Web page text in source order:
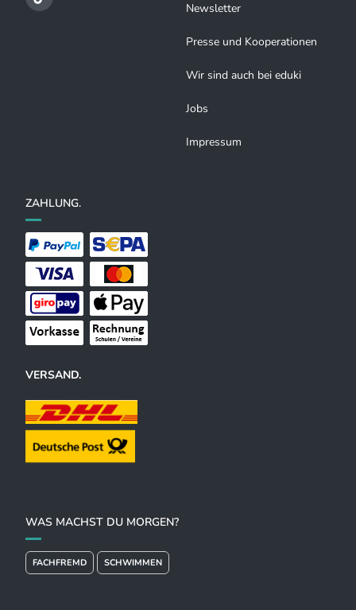
Newsletter
Presse und Kooperationen
Wir sind auch bei eduki
Jobs
Impressum
ZAHLUNG.
VERSAND.
WAS MACHST DU MORGEN?
FACHFREMD SCHWIMMEN